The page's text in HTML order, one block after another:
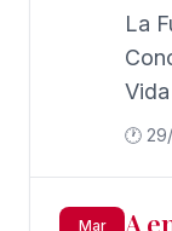
La
🕐
Mar A